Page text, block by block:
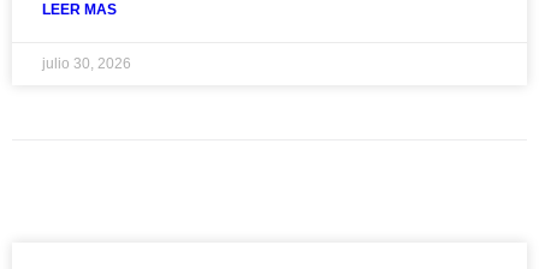
LEER MAS
julio 30, 2026